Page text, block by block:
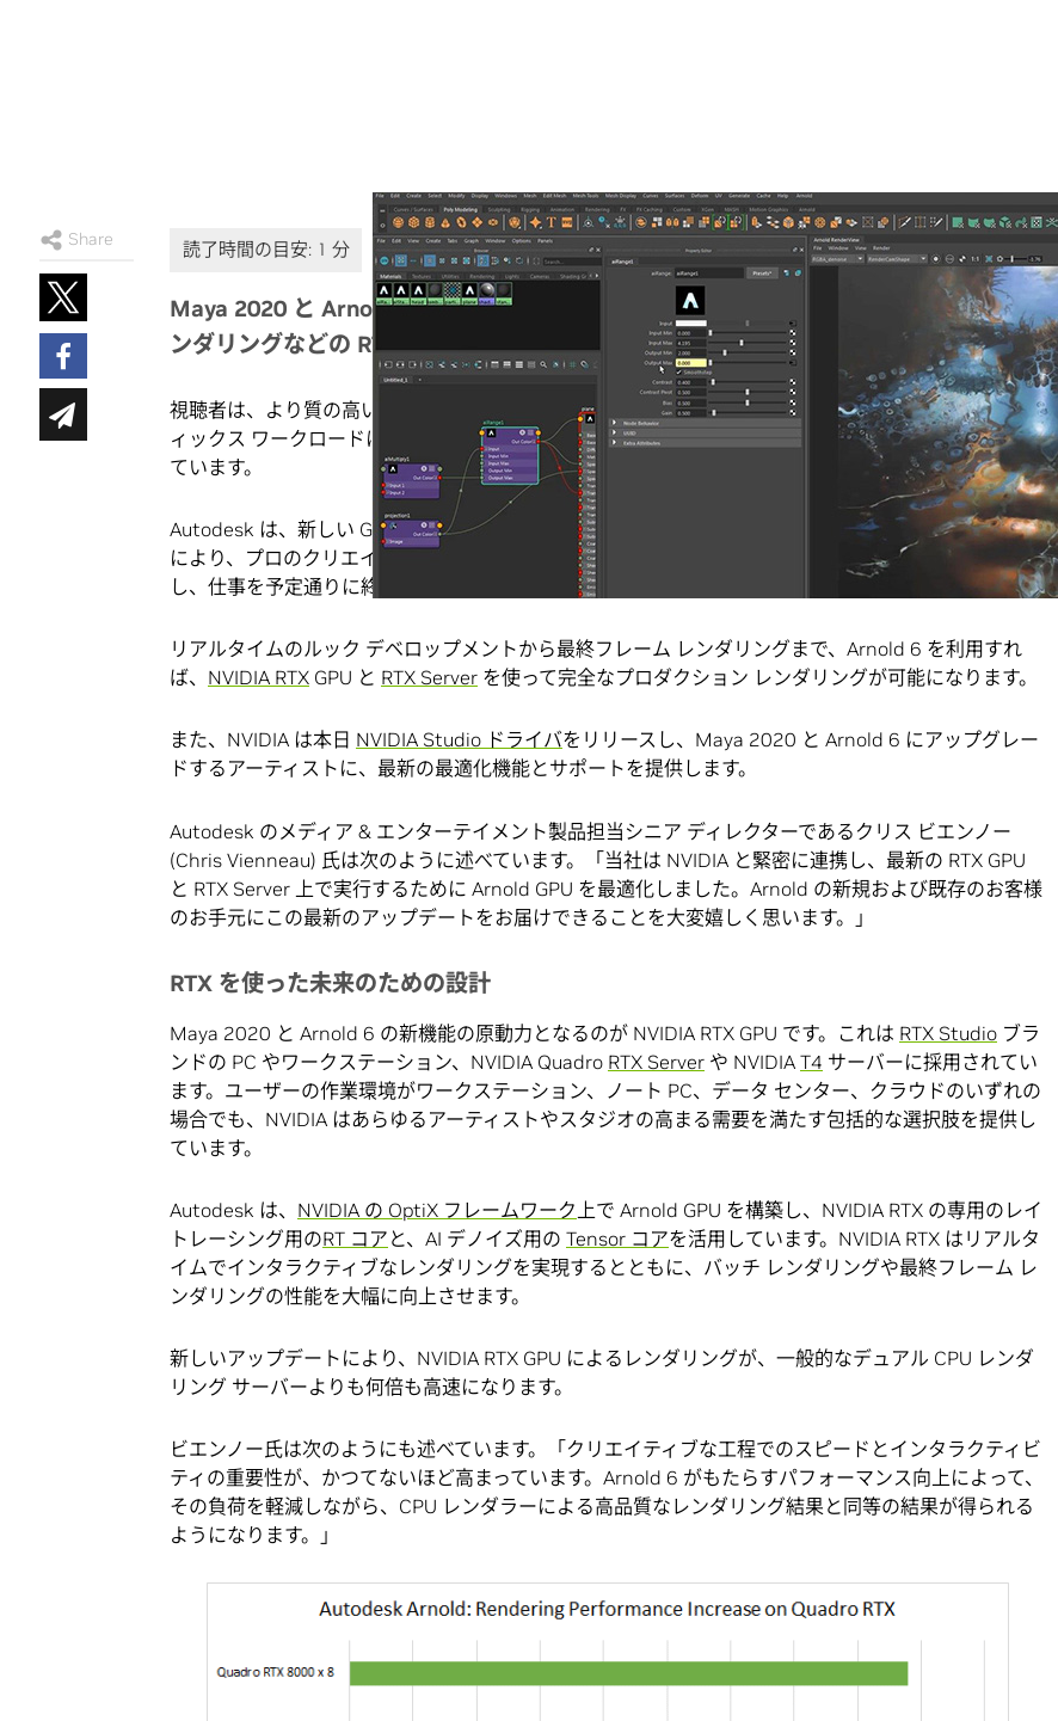
Share
Maya 2020 と Arnold 6 の最新のリリースで、リアルタイムでインタラクティブなレ
ンダリングなどの RTX 高速化機能を世界中のアーティストやデザイナーに提供
視聴者は、より質の高いコンテンツがますます短期間で配信されることを望んでいます。昨今のグラフ
ィックス ワークロードに取り組むアーティストやスタジオは、従来のワークフローの見直しを迫られ
ています。
Autodesk は、新しい GPU 高速化機能に対応した
をリリースしました。これ
により、プロのクリエイターはプロジェクトでの反復作業を加速させ、レビューと承認のループを短縮
し、仕事を予定通りに終わらせるために必要なスピードとインタラクティビティを得られます。
リアルタイムのルック デベロップメントから最終フレーム レンダリングまで、Arnold 6 を利用すれ
ば、 NVIDIA RTX GPU と RTX Server を使って完全なプロダクション レンダリングが可能になります。
また、NVIDIA は本日 NVIDIA Studio ドライバをリリースし、Maya 2020 と Arnold 6 にアップグレー
ドするアーティストに、最新の最適化機能とサポートを提供します。
Autodesk のメディア & エンターテイメント製品担当シニア ディレクターであるクリス ビエンノー
(Chris Vienneau) 氏は次のように述べています。「当社は NVIDIA と緊密に連携し、最新の RTX GPU
と RTX Server 上で実行するために Arnold GPU を最適化しました。Arnold の新規および既存のお客様
のお手元にこの最新のアップデートをお届けできることを大変嬉しく思います。」
RTX を使った未来のための設計
Maya 2020 と Arnold 6 の新機能の原動力となるのが NVIDIA RTX GPU です。これは RTX Studio ブラ
ンドの PC やワークステーション、NVIDIA Quadro RTX Server や NVIDIA T4 サーバーに採用されてい
ます。ユーザーの作業環境がワークステーション、ノート PC、データ センター、クラウドのいずれの
場合でも、NVIDIA はあらゆるアーティストやスタジオの高まる需要を満たす包括的な選択肢を提供し
ています。
Autodesk は、 NVIDIA の OptiX フレームワーク 上で Arnold GPU を構築し、NVIDIA RTX の専用のレイ
トレーシング用のRT コア と、AI デノイズ用の Tensor コアを活用しています。NVIDIA RTX はリアルタ
イムでインタラクティブなレンダリングを実現するとともに、バッチ レンダリングや最終フレーム レ
ンダリングの性能を大幅に向上させます。
新しいアップデートにより、NVIDIA RTX GPU によるレンダリングが、一般的なデュアル CPU レンダ
リング サーバーよりも何倍も高速になります。
ビエンノー氏は次のようにも述べています。「クリエイティブな工程でのスピードとインタラクティビ
ティの重要性が、かつてないほど高まっています。Arnold 6 がもたらすパフォーマンス向上によって、
その負荷を軽減しながら、CPU レンダラーによる高品質なレンダリング結果と同等の結果が得られる
ようになります。」